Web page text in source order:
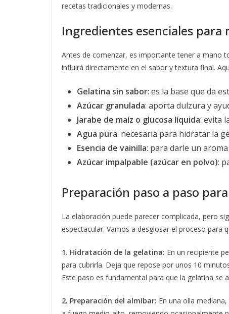
recetas tradicionales y modernas.
Ingredientes esenciales para
Antes de comenzar, es importante tener a mano
influirá directamente en el sabor y textura final.
Gelatina sin sabor: es la base que da
Azúcar granulada: aporta dulzura y
Jarabe de maíz o glucosa líquida: evita
Agua pura: necesaria para hidratar la
Esencia de vainilla: para darle un
Azúcar impalpable (azúcar en polvo):
Preparación paso a paso
La elaboración puede parecer complicada, pero
espectacular. Vamos a desglosar el proceso para
1. Hidratación de la gelatina: En un recipiente
para cubrirla. Deja que repose por unos 10
Este paso es fundamental para que la gelatina se
2. Preparación del almíbar: En una olla